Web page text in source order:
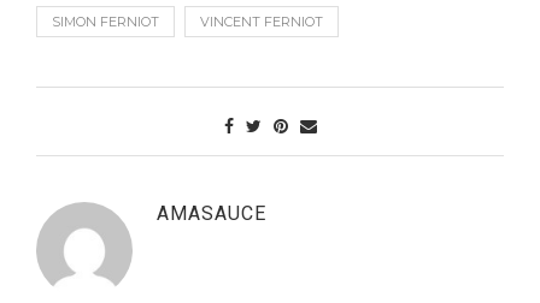
SIMON FERNIOT VINCENT FERNIOT
AMASAUCE